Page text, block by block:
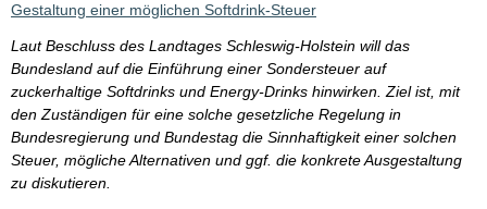
Gestaltung einer möglichen Softdrink-Steuer
Laut Beschluss des Landtages Schleswig-Holstein will das
Bundesland auf die Einführung einer Sondersteuer auf
zuckerhaltige Softdrinks und Energy-Drinks hinwirken. Ziel ist, mit
den Zuständigen für eine solche gesetzliche Regelung in
Bundesregierung und Bundestag die Sinnhaftigkeit einer solchen
Steuer, mögliche Alternativen und ggf. die konkrete Ausgestaltung
zu diskutieren.